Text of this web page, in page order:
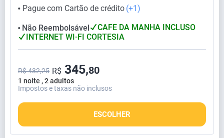
⬤ Pague com Cartão de crédito (+1)
⬤ Não Reembolsável
CAFE DA MANHA INCLUSO
INTERNET WI-FI CORTESIA
1 noite , 2 adultos
R$ 432,25 R$ 345,80
Impostos e taxas não inclusos
ESCOLHER